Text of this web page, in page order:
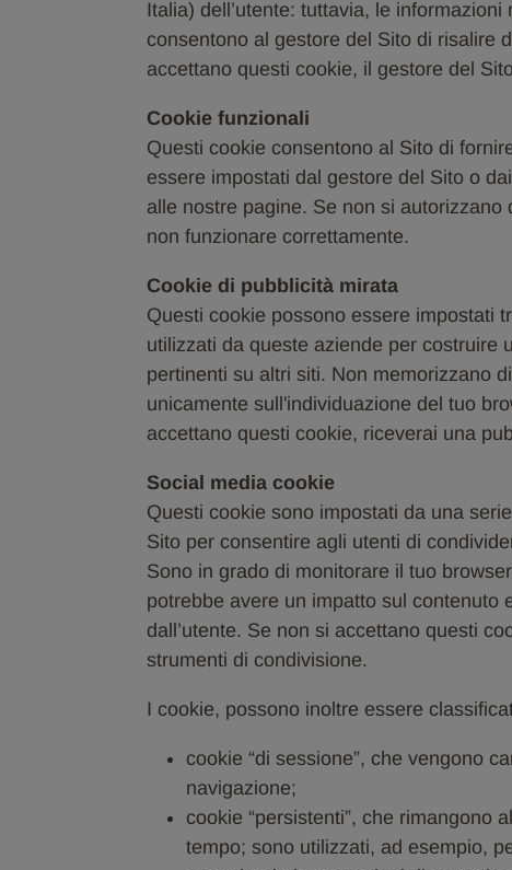
Italia) dell’utente: tuttavia, le
consentono al gestore del Sito di risalire
accettano questi cookie, il gestore del
Cookie funzionali
Questi cookie consentono al Sito di
essere impostati dal gestore del Sito o
alle nostre pagine. Se non si
non funzionare correttamente.
Cookie di pubblicità mirata
Questi cookie possono essere impostati
utilizzati da queste aziende per costruire
pertinenti su altri siti. Non memorizzano
unicamente sull'individuazione del tuo
accettano questi cookie, riceverai una
Social media cookie
Questi cookie sono impostati da una
Sito per consentire agli utenti di
Sono in grado di monitorare il tuo
potrebbe avere un impatto sul contenuto
dall’utente. Se non si accettano questi
strumenti di condivisione.
I cookie, possono inoltre essere
cookie “di sessione”, che vengono
navigazione;
cookie “persistenti”, che rimangono
tempo; sono utilizzati, ad esempio,